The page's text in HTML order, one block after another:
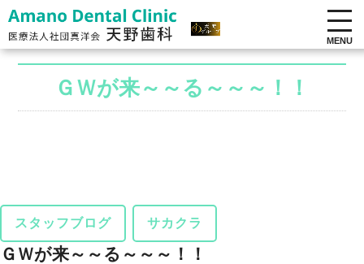
MENU
ＧＷが来～～る～～～！！
スタッフブログ サカクラ
ＧＷが来～～る～～～！！